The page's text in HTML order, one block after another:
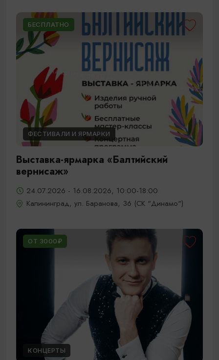
БЕСПЛАТНО
ФЕСТИВАЛИ И ЯРМАРКИ
Выставка-ярмарка «Балтийский
вернисаж»
24.07.2026 - 16.08.2026, 10:00-18:00
Калининград, ул. Баранова, 36 (СК "Динамо")
ОТ 3000₽
КОНЦЕРТЫ